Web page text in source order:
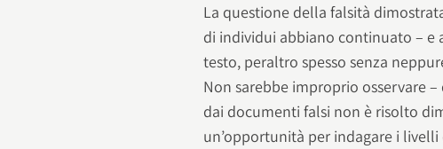
La questione della falsità
di individui abbiano continuato – e
testo, peraltro spesso senza
Non sarebbe improprio osservare
dai documenti falsi non è risolto
un’opportunità per indagare i